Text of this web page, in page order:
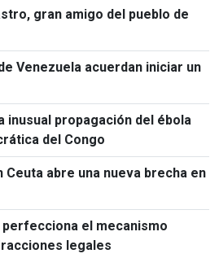
gran amigo del pueblo de
Venezuela acuerdan iniciar un
inusual propagación del ébola
del Congo
abre una nueva brecha en
perfecciona el mecanismo
legales